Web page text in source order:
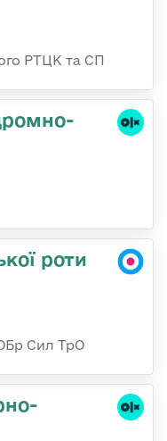
РТЦК та СП
роти
Сил ТрО